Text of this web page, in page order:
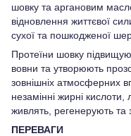
шовку та аргановим
відновлення життєвої
сухої та пошкодженої
Протеїни шовку
вовни та утворюють
зовнішніх атмосферних
незамінні жирні кислоти,
живлять, регенерують та
ПЕРЕВАГИ